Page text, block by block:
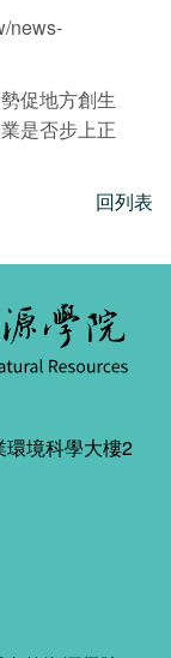
news-
促地方創生
是否步上正
回列表
境科學大樓2